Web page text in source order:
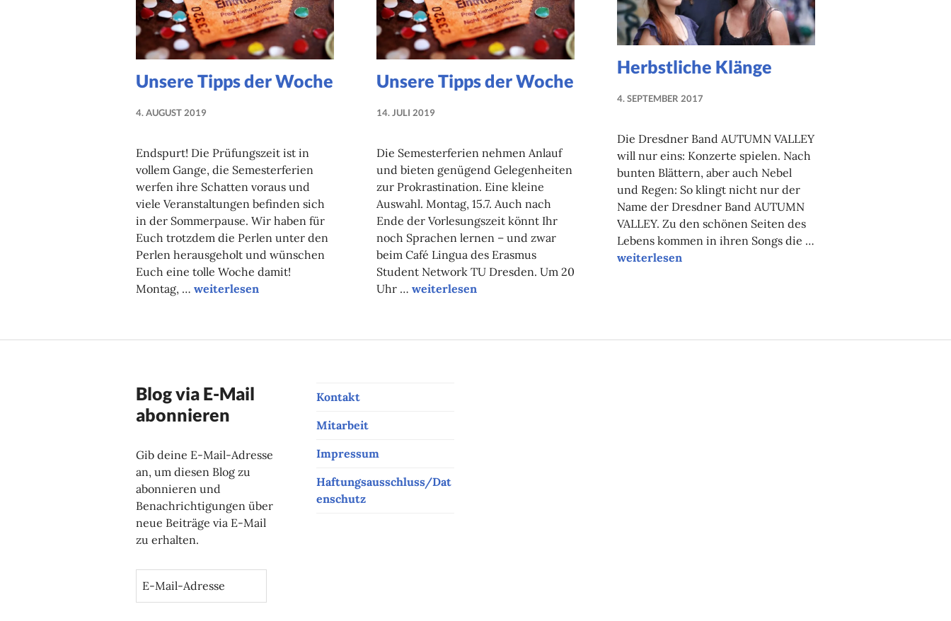
Unsere Tipps der Woche
4. AUGUST 2019
Endspurt! Die Prüfungszeit ist in
vollem Gange, die Semesterferien
werfen ihre Schatten voraus und
viele Veranstaltungen befinden sich
in der Sommerpause. Wir haben für
Euch trotzdem die Perlen unter den
Perlen herausgeholt und wünschen
Euch eine tolle Woche damit!
Montag, … Unsere Tipps der Woche
weiterlesen
Unsere Tipps der Woche
14. JULI 2019
Die Semesterferien nehmen Anlauf
und bieten genügend Gelegenheiten
zur Prokrastination. Eine kleine
Auswahl. Montag, 15.7. Auch nach
Ende der Vorlesungszeit könnt Ihr
noch Sprachen lernen – und zwar
beim Café Lingua des Erasmus
Student Network TU Dresden. Um 20
Uhr … Unsere Tipps der Woche
weiterlesen
Herbstliche Klänge
4. SEPTEMBER 2017
Die Dresdner Band AUTUMN VALLEY
will nur eins: Konzerte spielen. Nach
bunten Blättern, aber auch Nebel
und Regen: So klingt nicht nur der
Name der Dresdner Band AUTUMN
VALLEY. Zu den schönen Seiten des
Lebens kommen in ihren Songs die …
Herbstliche Klänge
weiterlesen
Blog via E-Mail
abonnieren
Gib deine E-Mail-Adresse
an, um diesen Blog zu
abonnieren und
Benachrichtigungen über
neue Beiträge via E-Mail
zu erhalten.
Kontakt
Mitarbeit
Impressum
Haftungsausschluss/Dat
enschutz